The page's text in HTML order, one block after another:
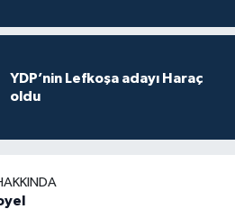
YDP’nin Lefkoşa adayı Haraç
oldu